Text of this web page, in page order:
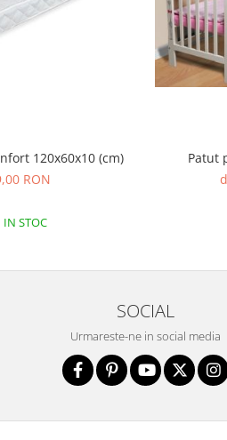
7
120x60x10 (cm)
RON
IN STOC
Patut
SOCIAL
Urmareste-ne in social media